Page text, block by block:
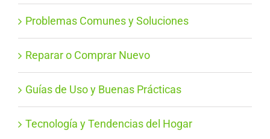
Problemas Comunes y Soluciones
Reparar o Comprar Nuevo
Guías de Uso y Buenas Prácticas
Tecnología y Tendencias del Hogar